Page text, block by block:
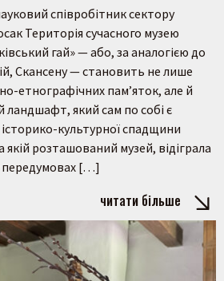
співробітник сектору
Територія сучасного музею
гай» — або, за аналогією до
Скансену — становить не лише
етнографічних пам’яток, але й
ландшафт, який сам по собі є
культурної спадщини
розташований музей, відіграла
передумовах […]
читати більше